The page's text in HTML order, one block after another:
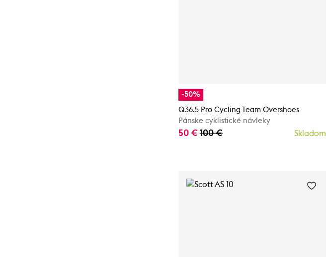
-50%
Q36.5 Pro Cycling Team Overshoes
Pánske cyklistické návleky
50 € 100 € Skladom